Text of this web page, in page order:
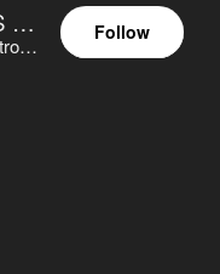
ASTROCOHORS EUNOIA ULTIMA
@astrocohors.eu@astrocohors.eu
Follow